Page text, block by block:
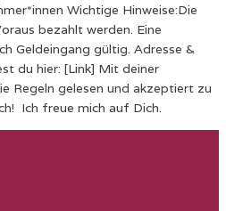
Wichtige Hinweise:Die
bezahlt werden. Eine
Geldeingang gültig. Adresse &
du hier: [Link] Mit deiner
Regeln gelesen und akzeptiert zu
Ich freue mich auf Dich.